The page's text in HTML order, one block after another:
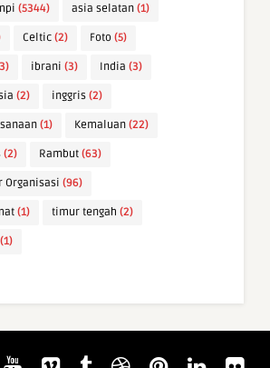
(5344) asia selatan (1)
Celtic (2) Foto (5)
ibrani (3) India (3)
(2) inggris (2)
(1) Kemaluan (22)
(2) Rambut (63)
Organisasi (96)
(1) timur tengah (2)
(1)